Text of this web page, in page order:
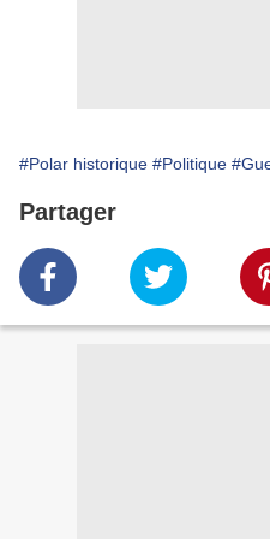
#Polar historique #Politique
Partager